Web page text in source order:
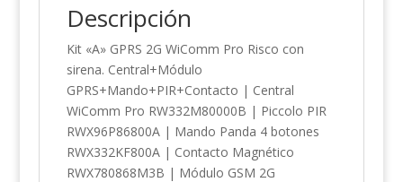
Descripción
Kit «A» GPRS 2G WiComm Pro Risco con
sirena. Central+Módulo
GPRS+Mando+PIR+Contacto | Central
WiComm Pro RW332M80000B | Piccolo PIR
RWX96P86800A | Mando Panda 4 botones
RWX332KF800A | Contacto Magnético
RWX780868M3B | Módulo GSM 2G